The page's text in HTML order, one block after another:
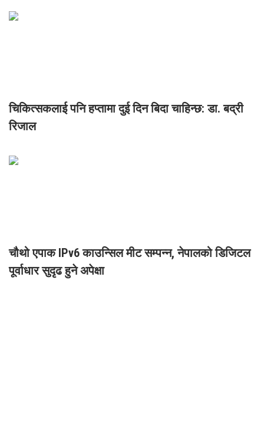
चिकित्सकलाई पनि हप्तामा दुई दिन बिदा चाहिन्छ: डा. बद्री
रिजाल
चौथो एपाक IPv6 काउन्सिल मीट सम्पन्न, नेपालको डिजिटल
पूर्वाधार सुदृढ हुने अपेक्षा